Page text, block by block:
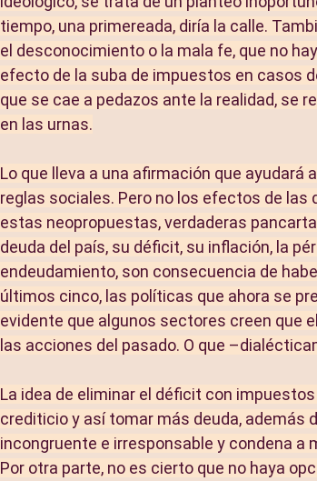
tiempo, una primereada, diría la calle.
el desconocimiento o la mala fe, que no
efecto de la suba de impuestos en casos
que se cae a pedazos ante la realidad, se
en las urnas.
Lo que lleva a una afirmación que ayudará
reglas sociales. Pero no los efectos de
estas neopropuestas, verdaderas
deuda del país, su déficit, su inflación, la
endeudamiento, son consecuencia de
últimos cinco, las políticas que ahora se
evidente que algunos sectores creen que
las acciones del pasado. O que
La idea de eliminar el déficit con
crediticio y así tomar más deuda, además
incongruente e irresponsable y condena
Por otra parte, no es cierto que no haya